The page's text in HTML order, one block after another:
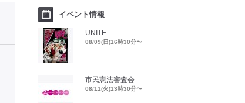
イベント情報
UNITE
08/09(日)16時30分〜
市民憲法審査会
08/11(火)13時30分〜